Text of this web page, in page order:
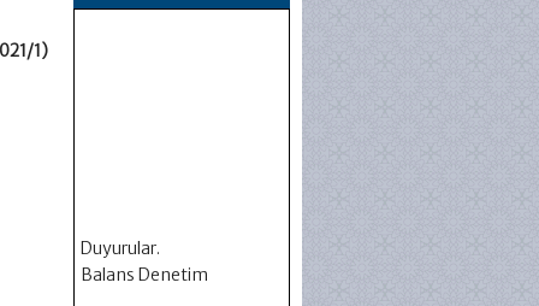
1)
Duyurular.
Balans Denetim